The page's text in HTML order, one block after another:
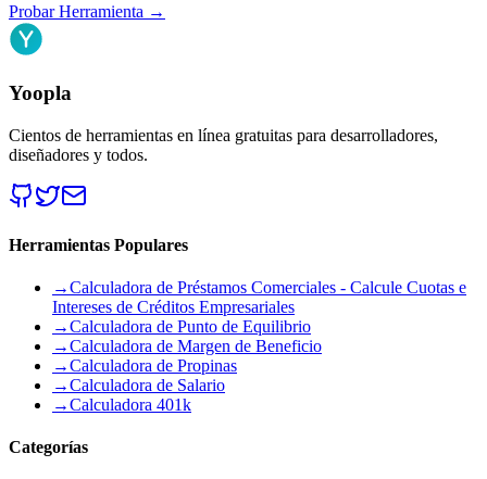
Probar Herramienta →
Yoopla
Cientos de herramientas en línea gratuitas para desarrolladores,
diseñadores y todos.
Herramientas Populares
→Calculadora de Préstamos Comerciales - Calcule Cuotas e
Intereses de Créditos Empresariales
→Calculadora de Punto de Equilibrio
→Calculadora de Margen de Beneficio
→Calculadora de Propinas
→Calculadora de Salario
→Calculadora 401k
Categorías